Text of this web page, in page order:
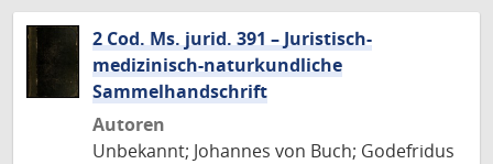
2 Cod. Ms. jurid. 391 – Juristisch-
medizinisch-naturkundliche
Sammelhandschrift
Autoren
Unbekannt; Johannes von Buch; Godefridus